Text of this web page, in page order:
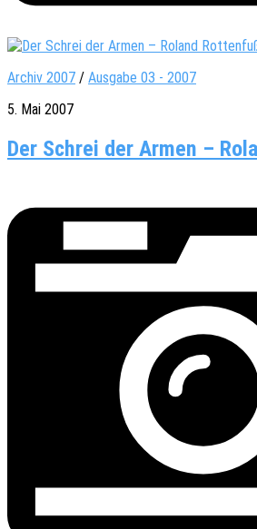
Archiv 2007 / Ausgabe 03 - 2007
5. Mai 2007
Der Schrei der Armen –